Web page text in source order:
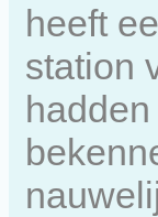
heeft
station